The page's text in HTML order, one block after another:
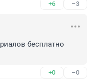
+6 –3
бесплатно
+0 –0